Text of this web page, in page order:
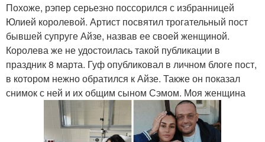
Похоже, рэпер серьезно поссорился с избранницей
Юлией королевой. Артист посвятил трогательный пост
бывшей супруге Айзе, назвав ее своей женщиной.
Королева же не удостоилась такой публикации в
праздник 8 марта. Гуф опубликовал в личном блоге пост,
в котором нежно обратился к Айзе. Также он показал
снимок с ней и их общим сыном Сэмом. Моя женщина